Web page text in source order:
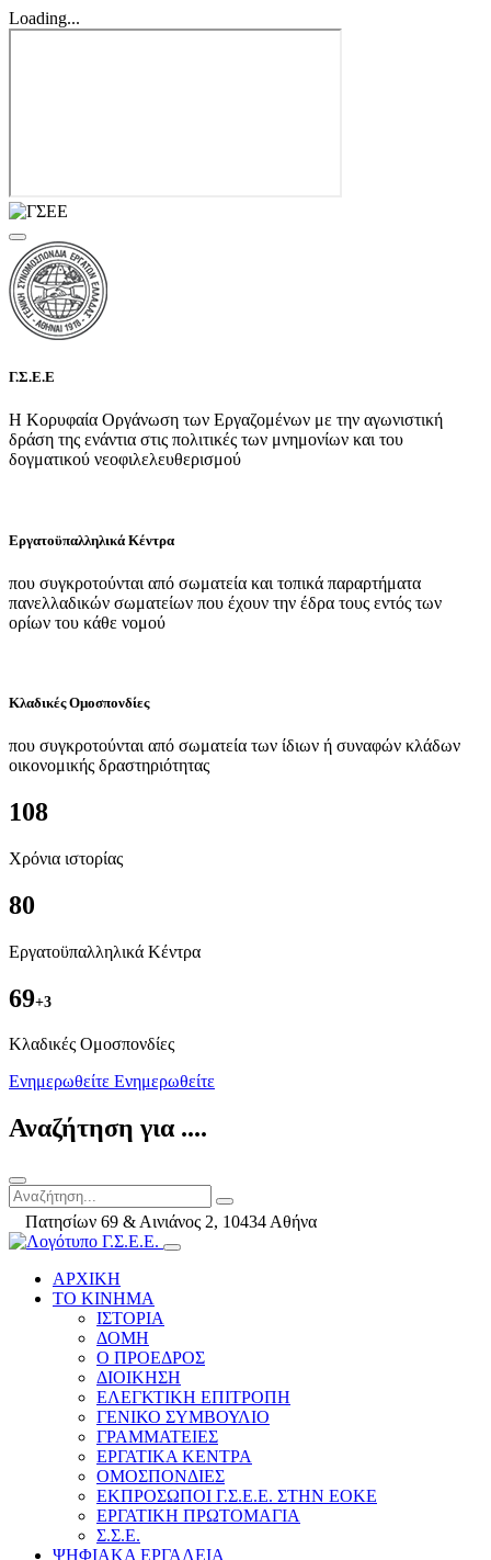
Loading...
Γ.Σ.Ε.Ε
Η Κορυφαία Οργάνωση των Εργαζομένων με την αγωνιστική
δράση της ενάντια στις πολιτικές των μνημονίων και του
δογματικού νεοφιλελευθερισμού
Εργατοϋπαλληλικά Κέντρα
που συγκροτούνται από σωματεία και τοπικά παραρτήματα
πανελλαδικών σωματείων που έχουν την έδρα τους εντός των
ορίων του κάθε νομού
Κλαδικές Ομοσπονδίες
που συγκροτούνται από σωματεία των ίδιων ή συναφών κλάδων
οικονομικής δραστηριότητας
108
Χρόνια ιστορίας
80
Εργατοϋπαλληλικά Κέντρα
69+3
Kλαδικές Ομοσπονδίες
Ενημερωθείτε Ενημερωθείτε
Αναζήτηση για ....
Πατησίων 69 & Αινιάνος 2, 10434 Αθήνα
ΑΡΧΙΚΗ
ΤΟ ΚΙΝΗΜΑ
ΙΣΤΟΡΙΑ
ΔΟΜΗ
Ο ΠΡΟΕΔΡΟΣ
ΔΙΟΙΚΗΣΗ
ΕΛΕΓΚΤΙΚΗ ΕΠΙΤΡΟΠΗ
ΓΕΝΙΚΟ ΣΥΜΒΟΥΛΙΟ
ΓΡΑΜΜΑΤΕΙΕΣ
ΕΡΓΑΤΙΚΑ ΚΕΝΤΡΑ
ΟΜΟΣΠΟΝΔΙΕΣ
ΕΚΠΡΟΣΩΠΟΙ Γ.Σ.Ε.Ε. ΣΤΗΝ ΕΟΚΕ
ΕΡΓΑΤΙΚΗ ΠΡΩΤΟΜΑΓΙΑ
Σ.Σ.Ε.
ΨΗΦΙΑΚΑ ΕΡΓΑΛΕΙΑ